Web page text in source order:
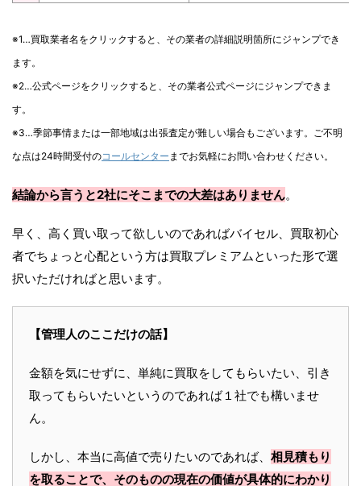
※1…買取業者名をクリックすると、その業者の詳細説明箇所にジャンプでき
ます。
※2…公式ページをクリックすると、その業者公式ページにジャンプできま
す。
※3…季節事情または一部地域は出張査定が難しい場合もございます。ご不明
な点は24時間受付のコールセンター までお気軽にお問い合わせください。
結論から言うと2社にそこまでの大差はありません。
早く、高く買い取って欲しいのであればバイセル、買取初心
者でちょっと心配という方は買取プレミアムといった形で選
択いただければと思います。
【管理人のここだけの話】
金額を気にせずに、単純に買取をしてもらいたい、引き
取ってもらいたいというのであれば１社でも構いませ
ん。
しかし、本当に高値で売りたいのであれば、 相見積もり
を取ることで、そのものの現在の価値が具体的にわかり